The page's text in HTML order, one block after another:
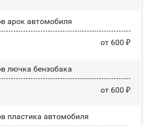
арок автомобиля
от 600 ₽
лючка бензобака
от 600 ₽
пластика автомобиля